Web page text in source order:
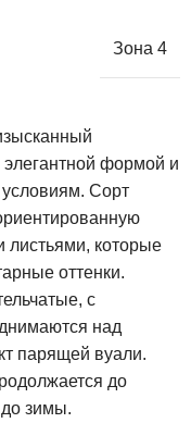
Зона 4
формой и
Сорт
листьями, которые
оттенки.
с
над
парящей вуали.
до
до зимы.